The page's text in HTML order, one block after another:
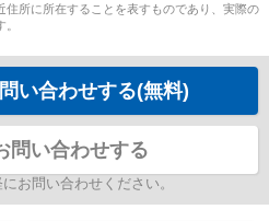
所に所在することを表すものであり、実際の
い合わせする(無料)
問い合わせする
お問い合わせください。